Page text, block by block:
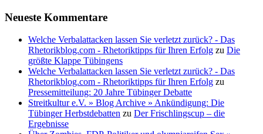
Neueste Kommentare
Welche Verbalattacken lassen Sie verletzt zurück? - Das
Rhetorikblog.com - Rhetoriktipps für Ihren Erfolg zu Die
größte Klappe Tübingens
Welche Verbalattacken lassen Sie verletzt zurück? - Das
Rhetorikblog.com - Rhetoriktipps für Ihren Erfolg zu
Pressemitteilung: 20 Jahre Tübinger Debatte
Streitkultur e.V. » Blog Archive » Ankündigung: Die
Tübinger Herbstdebatten zu Der Frischlingscup – die
Ergebnisse